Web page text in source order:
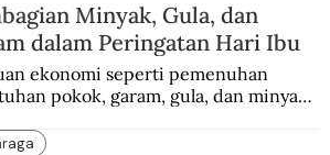
Minyak, Gula, dan
dalam Peringatan Hari Ibu
ekonomi seperti pemenuhan
pokok, garam, gula, dan minyak
Hari Ibu.